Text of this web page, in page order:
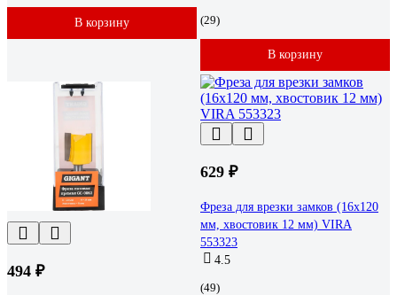
В корзину (29)
В корзину
494 ₽
629 ₽
Фреза для врезки замков (16x120
мм, хвостовик 12 мм) VIRA
553323
4.5
(49)